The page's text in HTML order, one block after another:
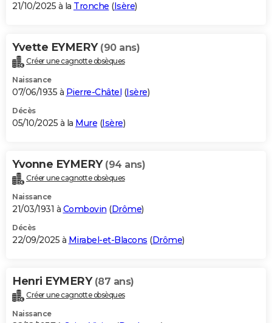
21/10/2025 à la Tronche (Isère)
Yvette EYMERY (90 ans)
Créer une cagnotte obsèques
Naissance
07/06/1935 à Pierre-Châtel (Isère)
Décès
05/10/2025 à la Mure (Isère)
Yvonne EYMERY (94 ans)
Créer une cagnotte obsèques
Naissance
21/03/1931 à Combovin (Drôme)
Décès
22/09/2025 à Mirabel-et-Blacons (Drôme)
Henri EYMERY (87 ans)
Créer une cagnotte obsèques
Naissance